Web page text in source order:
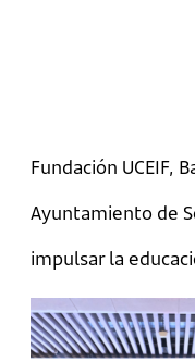
Fundación UCEIF,
Ayuntamiento de
impulsar la